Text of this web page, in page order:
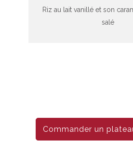
Riz au lait vanillé et son
salé
Commander un